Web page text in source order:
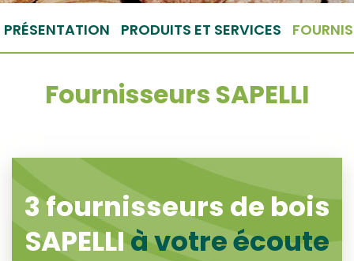
PRÉSENTATION PRODUITS ET SERVICES
Fournisseurs SAPELLI
3fournisseurs de bois
SAPELLIà votre écoute